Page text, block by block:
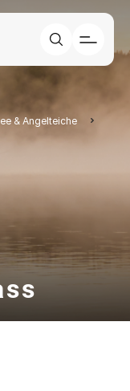
& Angelteiche